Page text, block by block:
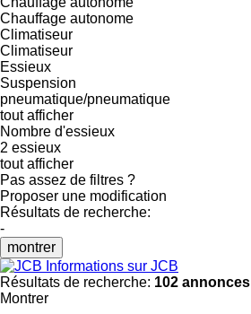
Chauffage autonome
Climatiseur
Climatiseur
Essieux
Suspension
pneumatique/pneumatique
tout afficher
Nombre d'essieux
2 essieux
tout afficher
Pas assez de filtres ?
Proposer une modification
Résultats de recherche:
-
montrer
Informations sur JCB
Résultats de recherche: 102 annonces
Montrer